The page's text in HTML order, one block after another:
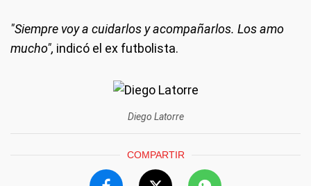
"Siempre voy a cuidarlos y acompañarlos. Los amo
mucho", indicó el ex futbolista.
Diego Latorre
COMPARTIR